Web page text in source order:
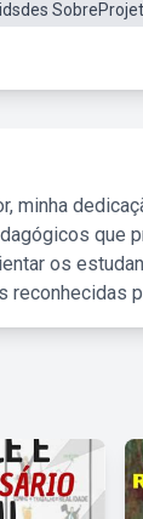
minha
que
os
reconhecidas